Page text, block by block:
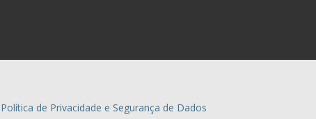
Política de Privacidade e Segurança de Dados